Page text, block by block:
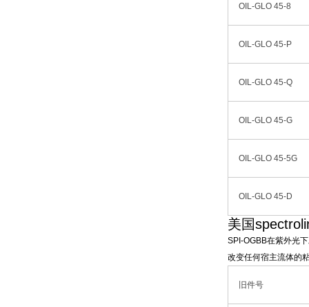
OIL-GLO 45-8
OIL-GLO 45-P
OIL-GLO 45-Q
OIL-GLO 45-G
OIL-GLO 45-5G
OIL-GLO 45-D
美国
SPI-OGBB在紫外光
改变任何宿主流体的
旧件号